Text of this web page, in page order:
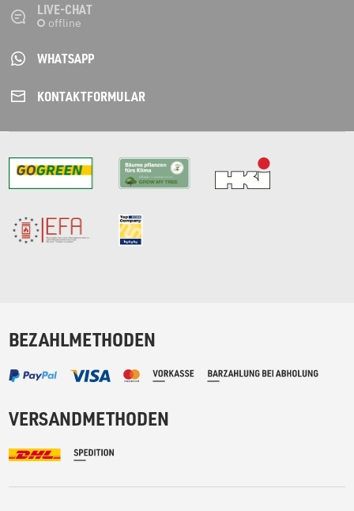
LIVE-CHAT
WHATSAPP
KONTAKT­FORMULAR
BEZAHLMETHODEN
VERSANDMETHODEN